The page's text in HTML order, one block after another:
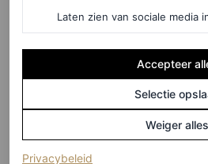
Laten zien van sociale media
Accepteer
Selectie
Weiger alles
Privacybeleid